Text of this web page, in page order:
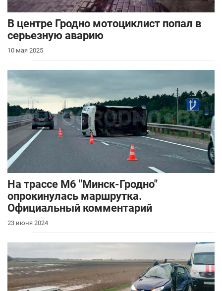
В центре Гродно мотоциклист попал в
серьезную аварию
10 мая 2025
На трассе М6 "Минск-Гродно"
опрокинулась маршрутка.
Официальный комментарий
23 июня 2024